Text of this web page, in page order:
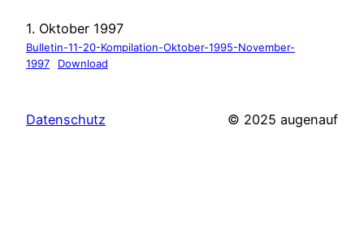
1. Oktober 1997
Bulletin-11-20-Kompilation-Oktober-1995-November-
1997
Download
Datenschutz © 2025 augenauf